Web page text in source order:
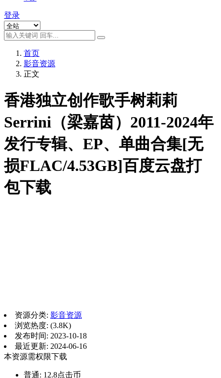
登录
首页
影音资源
正文
香港独立创作歌手树莉莉
Serrini（梁嘉茵）2011-2024年
发行专辑、EP、单曲合集[无
损FLAC/4.53GB]百度云盘打
包下载
资源分类: 影音资源
浏览热度: (3.8K)
发布时间: 2023-10-18
最近更新: 2024-06-16
本资源需权限下载
普通: 12.8点击币